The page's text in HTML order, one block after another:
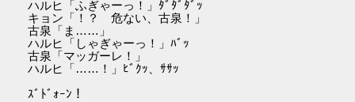
ハルヒ「ふぎゃーっ！」ﾀﾞﾀﾞﾀﾞｯ
キョン「！？ 危ない、古泉！」
古泉「ま……」
ハルヒ「しゃぎゃーっ！」ﾊﾞｯ
古泉「マッガーレ！」
ハルヒ「……！」ﾋﾞｸｯ、ｻｻｯ
ｽﾞﾄﾞｫｰﾝ！